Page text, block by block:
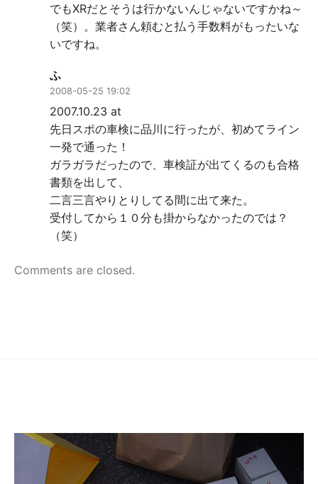
でもXRだとそうは行かないんじゃないですかね～
（笑）。業者さん頼むと払う手数料がもったいな
いですね。
ふ
2008-05-25 19:02
2007.10.23 at
先日スポの車検に品川に行ったが、初めてライン
一発で通った！
ガラガラだったので、車検証が出てくるのも合格
書類を出して、
二言三言やりとりしてる間に出て来た。
受付してから１０分も掛からなかったのでは？
（笑）
Comments are closed.